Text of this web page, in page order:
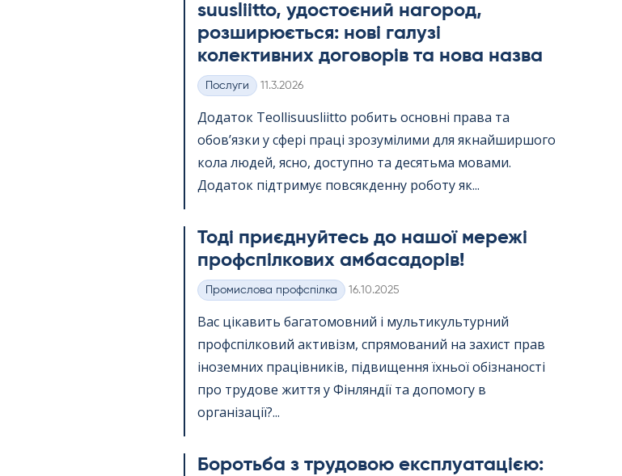
suus­liitto, удостоєний нагород,
розширюється: нові галузі
колективних договорів та нова назва
Категорії
Послуги Kirjoitettu
11.3.2026
Додаток Teol­li­suus­liitto робить основні права та
обов’язки у сфері праці зрозумілими для якнайширшого
кола людей, ясно, доступно та десятьма мовами.
Додаток підтримує повсякденну роботу як...
Тоді приєднуйтесь до нашої мережі
профспілкових амбасадорів!
Категорії
Промислова профспілка Kirjoitettu
16.10.2025
Вас цікавить багатомовний і мультикультурний
профспілковий активізм, спрямований на захист прав
іноземних працівників, підвищення їхньої обізнаності
про трудове життя у Фінляндії та допомогу в
організації?...
Боротьба з трудовою експлуатацією: